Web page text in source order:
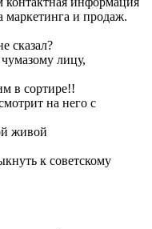
маркетинга и продаж.
сказал?
лицу,
в сортире!!
на него с
живой
к советскому